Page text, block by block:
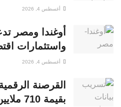
أغسطس 4, 2026
أوغندا ومصر
واستثمارات
أغسطس 4, 2026
القرصنة
بقيمة 710 ملايين دولار سنويًا